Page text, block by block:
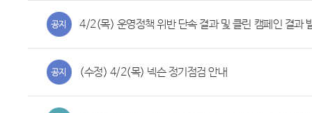
4/2(목) 운영정책 위반 단속 결과 및 클린 캠페인 결과
(수정) 4/2(목) 넥슨 정기점검 안내